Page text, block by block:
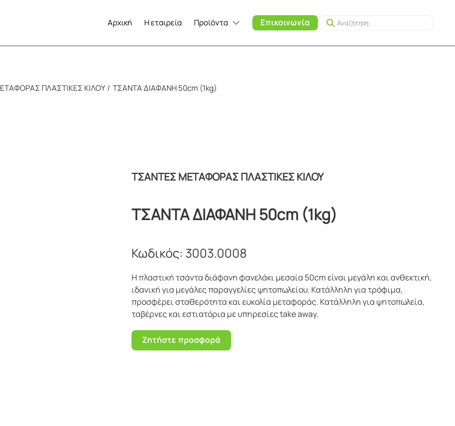
Αρχική Η εταιρεία Προϊόντα Επικοινωνία Products
search
ΠΛΑΣΤΙΚΕΣ ΚΙΛΟΥ ΤΣΑΝΤΑ ΔΙΑΦΑΝΗ 50cm (1kg)
ΤΣΑΝΤΕΣ ΜΕΤΑΦΟΡΑΣ ΠΛΑΣΤΙΚΕΣ ΚΙΛΟΥ
ΤΣΑΝΤΑ ΔΙΑΦΑΝΗ 50cm (1kg)
Κωδικός: 3003.0008
Η πλαστική τσάντα διάφανη φανελάκι μεσαία 50cm είναι μεγάλη και ανθεκτική,
ιδανική για μεγάλες παραγγελίες ψητοπωλείου. Κατάλληλη για τρόφιμα,
προσφέρει σταθερότητα και ευκολία μεταφοράς. Κατάλληλη για ψητοπωλεία,
ταβέρνες και εστιατόρια με υπηρεσίες take away.
Ζητήστε προσφορά